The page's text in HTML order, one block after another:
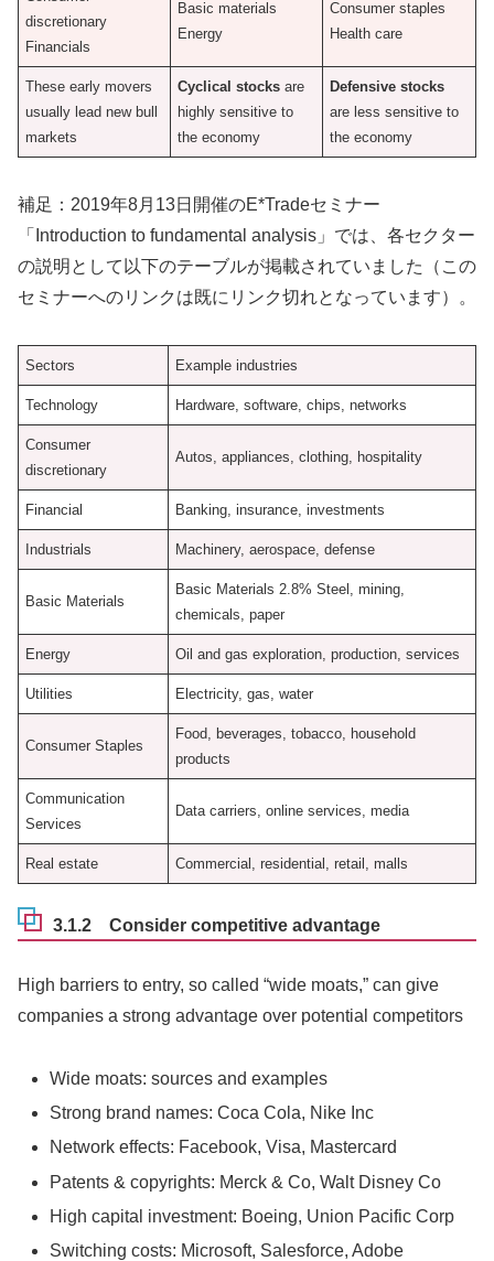
discretionary
Financials
Basic materials
Energy
Consumer staples
Health care
These early movers
usually lead new bull
markets
Cyclical stocks are
highly sensitive to
the economy
Defensive stocks
are less sensitive to
the economy
補足：2019年8月13日開催のE*Tradeセミナー
「Introduction to fundamental analysis」では、各セクター
の説明として以下のテーブルが掲載されていました（この
セミナーへのリンクは既にリンク切れとなっています）。
Sectors Example industries
Technology Hardware, software, chips, networks
Consumer
discretionary
Autos, appliances, clothing, hospitality
Financial Banking, insurance, investments
Industrials Machinery, aerospace, defense
Basic Materials
Basic Materials 2.8% Steel, mining,
chemicals, paper
Energy Oil and gas exploration, production, services
Utilities Electricity, gas, water
Consumer Staples
Food, beverages, tobacco, household
products
Communication
Services
Data carriers, online services, media
Real estate Commercial, residential, retail, malls
3.1.2 Consider competitive advantage
High barriers to entry, so called “wide moats,” can give
companies a strong advantage over potential competitors
Wide moats: sources and examples
Strong brand names: Coca Cola, Nike Inc
Network effects: Facebook, Visa, Mastercard
Patents & copyrights: Merck & Co, Walt Disney Co
High capital investment: Boeing, Union Pacific Corp
Switching costs: Microsoft, Salesforce, Adobe